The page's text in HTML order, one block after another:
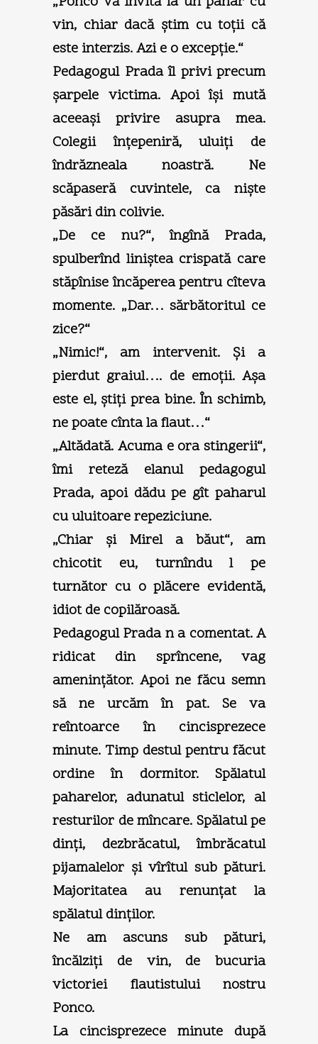
vin, chiar dacă ştim cu toţii că
este interzis. Azi e o excepţie.“
Pedagogul Prada îl privi precum
şarpele victima. Apoi îşi mută
aceeaşi privire asupra mea.
Colegii înţepeniră, uluiţi de
îndrăzneala noastră. Ne
scăpaseră cuvintele, ca nişte
păsări din colivie.
„De ce nu?“, îngînă Prada,
spulberînd liniştea crispată care
stăpînise încăperea pentru cîteva
momente. „Dar… sărbătoritul ce
zice?“
„Nimic!“, am intervenit. Şi a
pierdut graiul…. de emoţii. Aşa
este el, ştiţi prea bine. În schimb,
ne poate cînta la flaut…“
„Altădată. Acuma e ora stingerii“,
îmi reteză elanul pedagogul
Prada, apoi dădu pe gît paharul
cu uluitoare repeziciune.
„Chiar şi Mirel a băut“, am
chicotit eu, turnîndu l pe
turnător cu o plăcere evidentă,
idiot de copilăroasă.
Pedagogul Prada n a comentat. A
ridicat din sprîncene, vag
ameninţător. Apoi ne făcu semn
să ne urcăm în pat. Se va
reîntoarce în cincisprezece
minute. Timp destul pentru făcut
ordine în dormitor. Spălatul
paharelor, adunatul sticlelor, al
resturilor de mîncare. Spălatul pe
dinţi, dezbrăcatul, îmbrăcatul
pijamalelor şi vîrîtul sub pături.
Majoritatea au renunţat la
spălatul dinţilor.
Ne am ascuns sub pături,
încălziţi de vin, de bucuria
victoriei flautistului nostru
Ponco.
La cincisprezece minute după